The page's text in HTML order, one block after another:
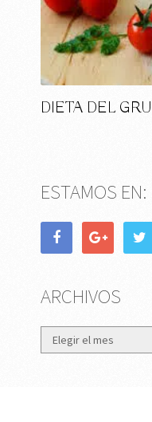
DIETA DEL
ESTAMOS EN:
ARCHIVOS
Archivos